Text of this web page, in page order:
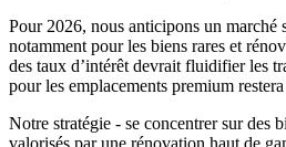
Pour 2026, nous anticipons un marché
notamment pour les biens rares et
des taux d’intérêt devrait fluidifier les
pour les emplacements premium
Notre stratégie - se concentrer sur des